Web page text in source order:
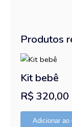
Produtos
Kit bebê
R$ 320,00
Adicionar ao